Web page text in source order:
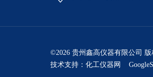
©2026 贵州鑫高仪器有限公司
技术支持： 化工仪器网